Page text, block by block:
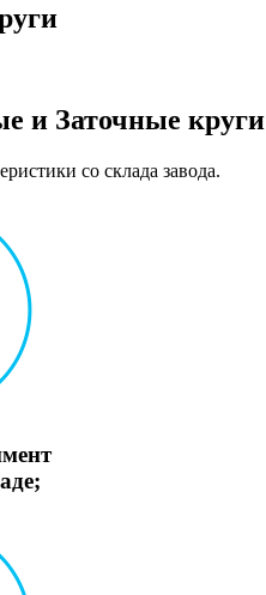
и Заточные круги
со склада завода.